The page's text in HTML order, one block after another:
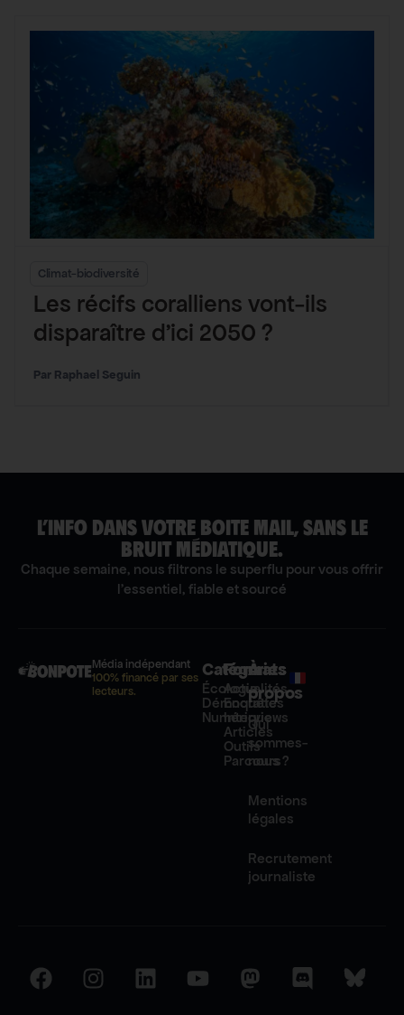
Climat-biodiversité
Les récifs coralliens vont-ils
disparaître d’ici 2050 ?
Raphael Seguin
L’INFO DANS VOTRE BOITE MAIL, SANS LE
BRUIT MÉDIATIQUE.
Chaque semaine, nous filtrons le superflu pour vous offrir
l'essentiel, fiable et sourcé
Média indépendant
100% financé par ses
lecteurs.
Catégories
Écologie
Démocratie
Numérique
Formats
Actualités
Enquêtes
Interviews
Articles
Outils
Parcours
À
propos
Qui
sommes-
nous ?
Mentions
légales
Recrutement
journaliste